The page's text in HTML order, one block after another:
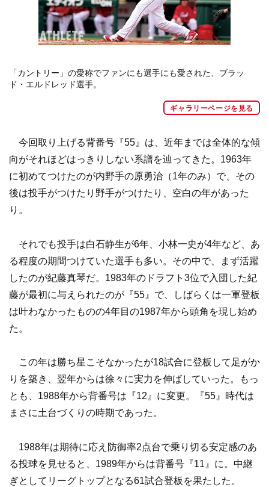
「カントリー」の愛称でファンにも選手にも愛された、ブラッ
ド・エルドレッド選手。
ギャラリーページを見る
今回取り上げる背番号『55』は、近年までは全体的な傾
向がそれほどはっきりしない系譜を辿ってきた。1963年
に初めてつけたのが内野手の原勇治（1年のみ）で、その
後は投手がつけたり野手がつけたり、空白の年があった
り。
それでも投手は白石静生が6年、小林一史が4年など、あ
る程度の期間つけていた選手も多い。その中で、まず活躍
したのが紀藤真琴だ。1983年のドラフト3位で入団した紀
藤が最初に与えられたのが『55』で、しばらくは一軍登板
は叶わなかったものの4年目の1987年から頭角を現し始め
た。
この年は勝ち星こそなかったが18試合に登板して足がか
りを築き、翌年からは徐々に実力を伸ばしていった。もっ
とも、1988年から背番号は『12』に変更。『55』時代は
まさに土台づくりの時期であった。
1988年は期待に応え防御率2点台で乗り切る安定感のあ
る投球を見せると、1989年からは背番号『11』に。中継
ぎとしてリーグトップとなる61試合登板を果たした。